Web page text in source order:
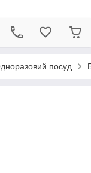
посуд